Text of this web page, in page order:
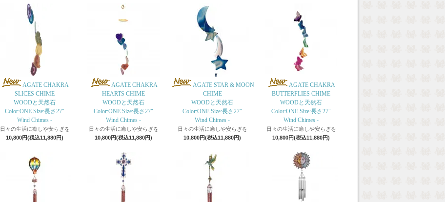
AGATE CHAKRA
SLICES CHIME
WOODと天然石
Color:ONE Size:長さ27"
Wind Chimes -
日々の生活に癒しや安らぎを
10,800円(税込11,880円)
AGATE CHAKRA
HEARTS CHIME
WOODと天然石
Color:ONE Size:長さ27"
Wind Chimes -
日々の生活に癒しや安らぎを
10,800円(税込11,880円)
AGATE STAR & MOON
CHIME
WOODと天然石
Color:ONE Size:長さ27"
Wind Chimes -
日々の生活に癒しや安らぎを
10,800円(税込11,880円)
AGATE CHAKRA
BUTTERFLIES CHIME
WOODと天然石
Color:ONE Size:長さ27"
Wind Chimes -
日々の生活に癒しや安らぎを
10,800円(税込11,880円)